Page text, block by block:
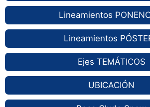
Lineamientos
Lineamientos
Ejes TEMÁTICOS
UBICACIÓN